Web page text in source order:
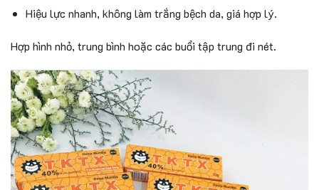
Hiệu lực nhanh, không làm trắng bệch da, giá hợp lý.
Hợp hình nhỏ, trung bình hoặc các buổi tập trung đi nét.